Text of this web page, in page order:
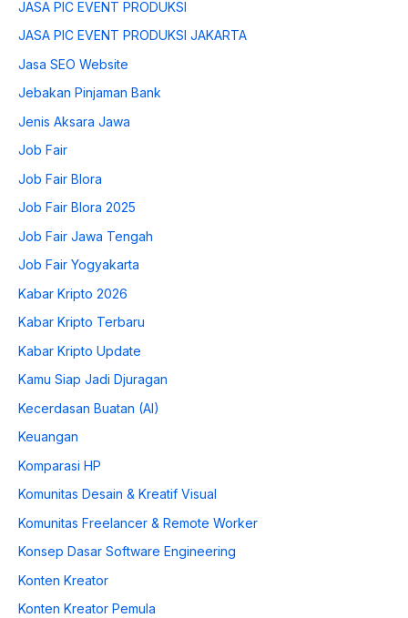
JASA PIC EVENT PRODUKSI
JASA PIC EVENT PRODUKSI JAKARTA
Jasa SEO Website
Jebakan Pinjaman Bank
Jenis Aksara Jawa
Job Fair
Job Fair Blora
Job Fair Blora 2025
Job Fair Jawa Tengah
Job Fair Yogyakarta
Kabar Kripto 2026
Kabar Kripto Terbaru
Kabar Kripto Update
Kamu Siap Jadi Djuragan
Kecerdasan Buatan (AI)
Keuangan
Komparasi HP
Komunitas Desain & Kreatif Visual
Komunitas Freelancer & Remote Worker
Konsep Dasar Software Engineering
Konten Kreator
Konten Kreator Pemula